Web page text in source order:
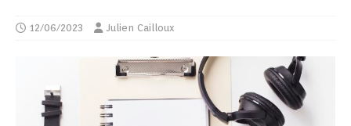
12/06/2023 Julien Cailloux